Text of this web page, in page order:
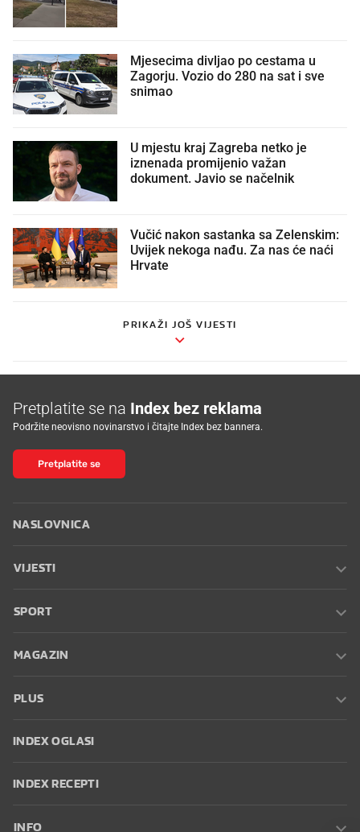
Mjesecima divljao po cestama u
Zagorju. Vozio do 280 na sat i sve
snimao
U mjestu kraj Zagreba netko je
iznenada promijenio važan
dokument. Javio se načelnik
Vučić nakon sastanka sa Zelenskim:
Uvijek nekoga nađu. Za nas će naći
Hrvate
PRIKAŽI JOŠ VIJESTI
Pretplatite se na Index bez reklama
Podržite neovisno novinarstvo i čitajte Index bez bannera.
Pretplatite se
NASLOVNICA
VIJESTI
SPORT
MAGAZIN
PLUS
INDEX OGLASI
INDEX RECEPTI
INFO